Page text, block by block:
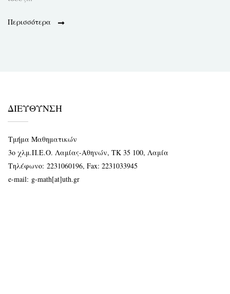
Περισσότερα
ΔΙΕΥΘΥΝΣΗ
Τμήμα Μαθηματικών
3ο χλμ.Π.Ε.Ο. Λαμίας-Αθηνών, ΤΚ 35 100, Λαμία
Τηλέφωνο: 2231060196, Fax: 2231033945
e-mail: g-math[at]uth.gr